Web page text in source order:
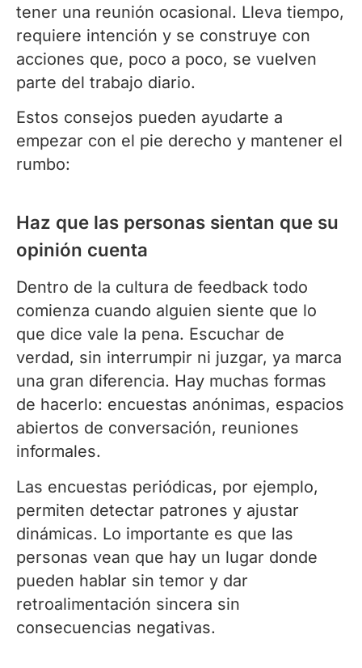
tener una reunión ocasional. Lleva tiempo,
requiere intención y se construye con
acciones que, poco a poco, se vuelven
parte del trabajo diario.
Estos consejos pueden ayudarte a
empezar con el pie derecho y mantener el
rumbo:
Haz que las personas sientan que su
opinión cuenta
Dentro de la cultura de feedback todo
comienza cuando alguien siente que lo
que dice vale la pena. Escuchar de
verdad, sin interrumpir ni juzgar, ya marca
una gran diferencia. Hay muchas formas
de hacerlo: encuestas anónimas, espacios
abiertos de conversación, reuniones
informales.
Las encuestas periódicas, por ejemplo,
permiten detectar patrones y ajustar
dinámicas. Lo importante es que las
personas vean que hay un lugar donde
pueden hablar sin temor y dar
retroalimentación sincera sin
consecuencias negativas.